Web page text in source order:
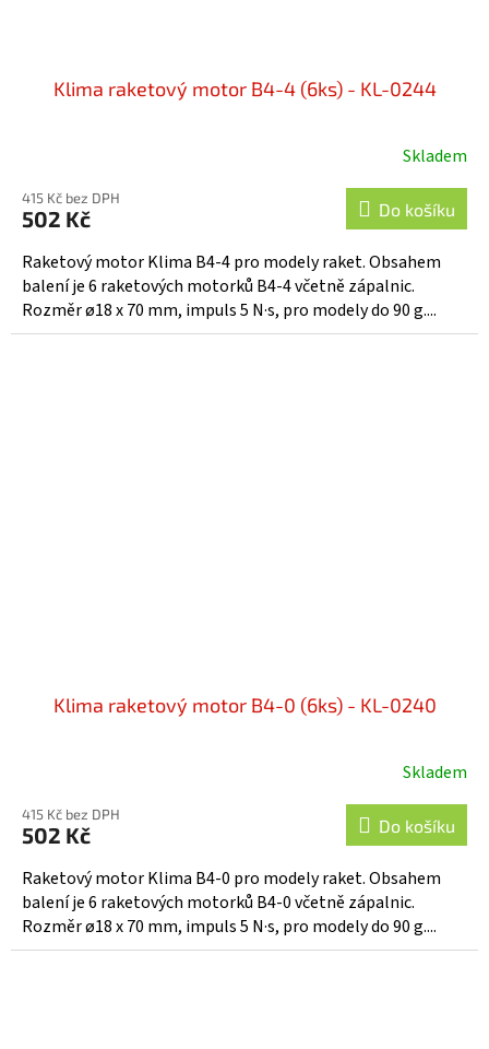
Klima raketový motor B4-4 (6ks) - KL-0244
Skladem
415 Kč bez DPH
502 Kč Do košíku
Raketový motor Klima B4-4 pro modely raket. Obsahem
balení je 6 raketových motorků B4-4 včetně zápalnic.
Rozměr ø18 x 70 mm, impuls 5 N·s, pro modely do 90 g....
Klima raketový motor B4-0 (6ks) - KL-0240
Skladem
415 Kč bez DPH
502 Kč Do košíku
Raketový motor Klima B4-0 pro modely raket. Obsahem
balení je 6 raketových motorků B4-0 včetně zápalnic.
Rozměr ø18 x 70 mm, impuls 5 N·s, pro modely do 90 g....